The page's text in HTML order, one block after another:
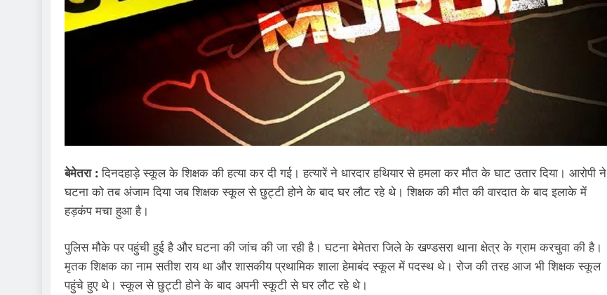
बेमेतरा :दिनदहाड़े स्कूल के शिक्षक की हत्या कर दी गई। हत्यारें ने धारदार हथियार से हमला कर मौत के घाट उतार दिया। आरोपी ने
घटना को तब अंजाम दिया जब शिक्षक स्कूल से छुट्टी होने के बाद घर लौट रहे थे। शिक्षक की मौत की वारदात के बाद इलाके में
हड़कंप मचा हुआ है।
पुलिस मौके पर पहुंची हुई है और घटना की जांच की जा रही है। घटना बेमेतरा जिले के खण्डसरा थाना क्षेत्र के ग्राम करचुवा की है।
मृतक शिक्षक का नाम सतीश राय था और शासकीय प्रथामिक शाला हेमाबंद स्कूल में पदस्थ थे। रोज की तरह आज भी शिक्षक स्कूल
पहुंचे हुए थे। स्कूल से छुट्टी होने के बाद अपनी स्कूटी से घर लौट रहे थे।